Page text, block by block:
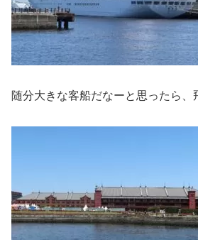
随分大きな客船だなーと思ったら、